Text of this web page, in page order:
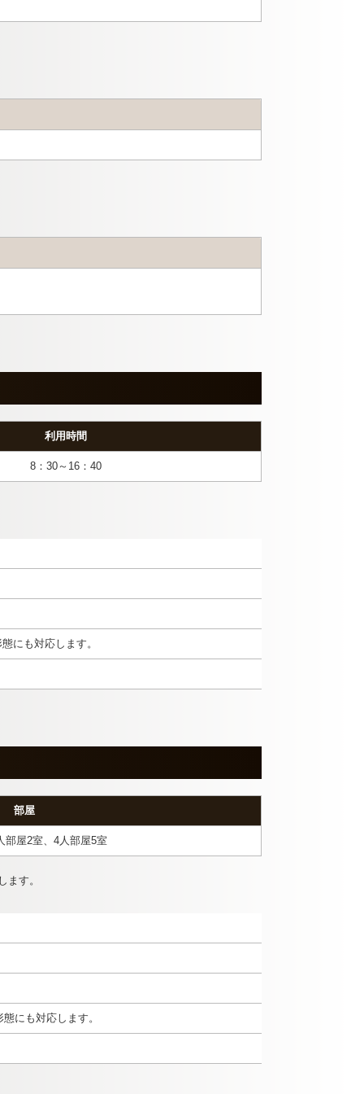
利用時間
8：30～16：40
にも対応します。
部屋
部屋2室、4人部屋5室
す。
にも対応します。